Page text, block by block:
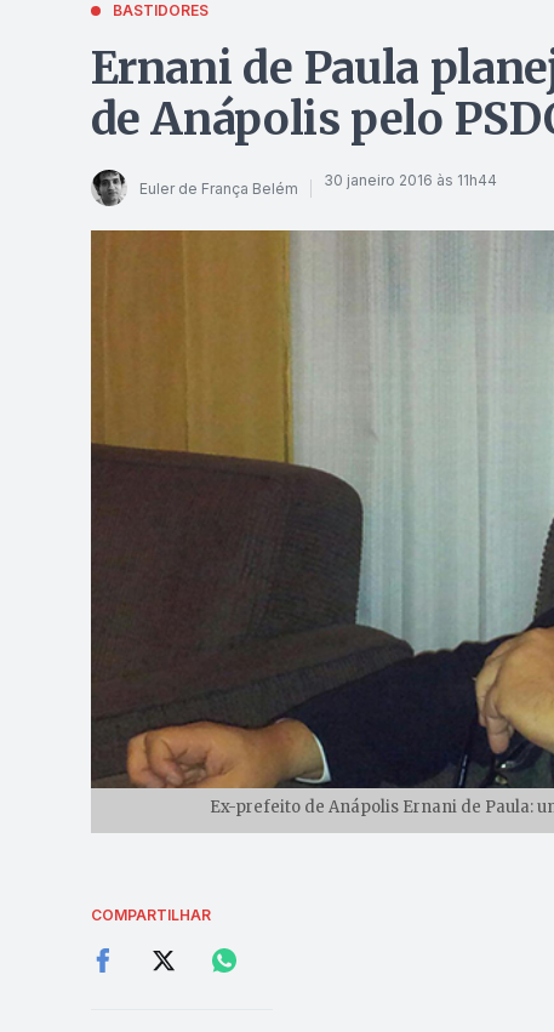
BASTIDORES
Ernani de Paula
de Anápolis pelo
Euler de França Belém 30 janeiro 2016 às 11h44
Ex-prefeito de Anápolis Ernani de Paula:
COMPARTILHAR